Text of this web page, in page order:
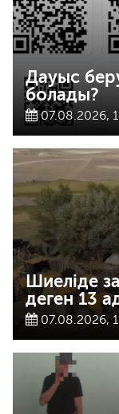
Дауыс
болады?
07.08.2026,
Шиеліде
деген 13
07.08.2026,